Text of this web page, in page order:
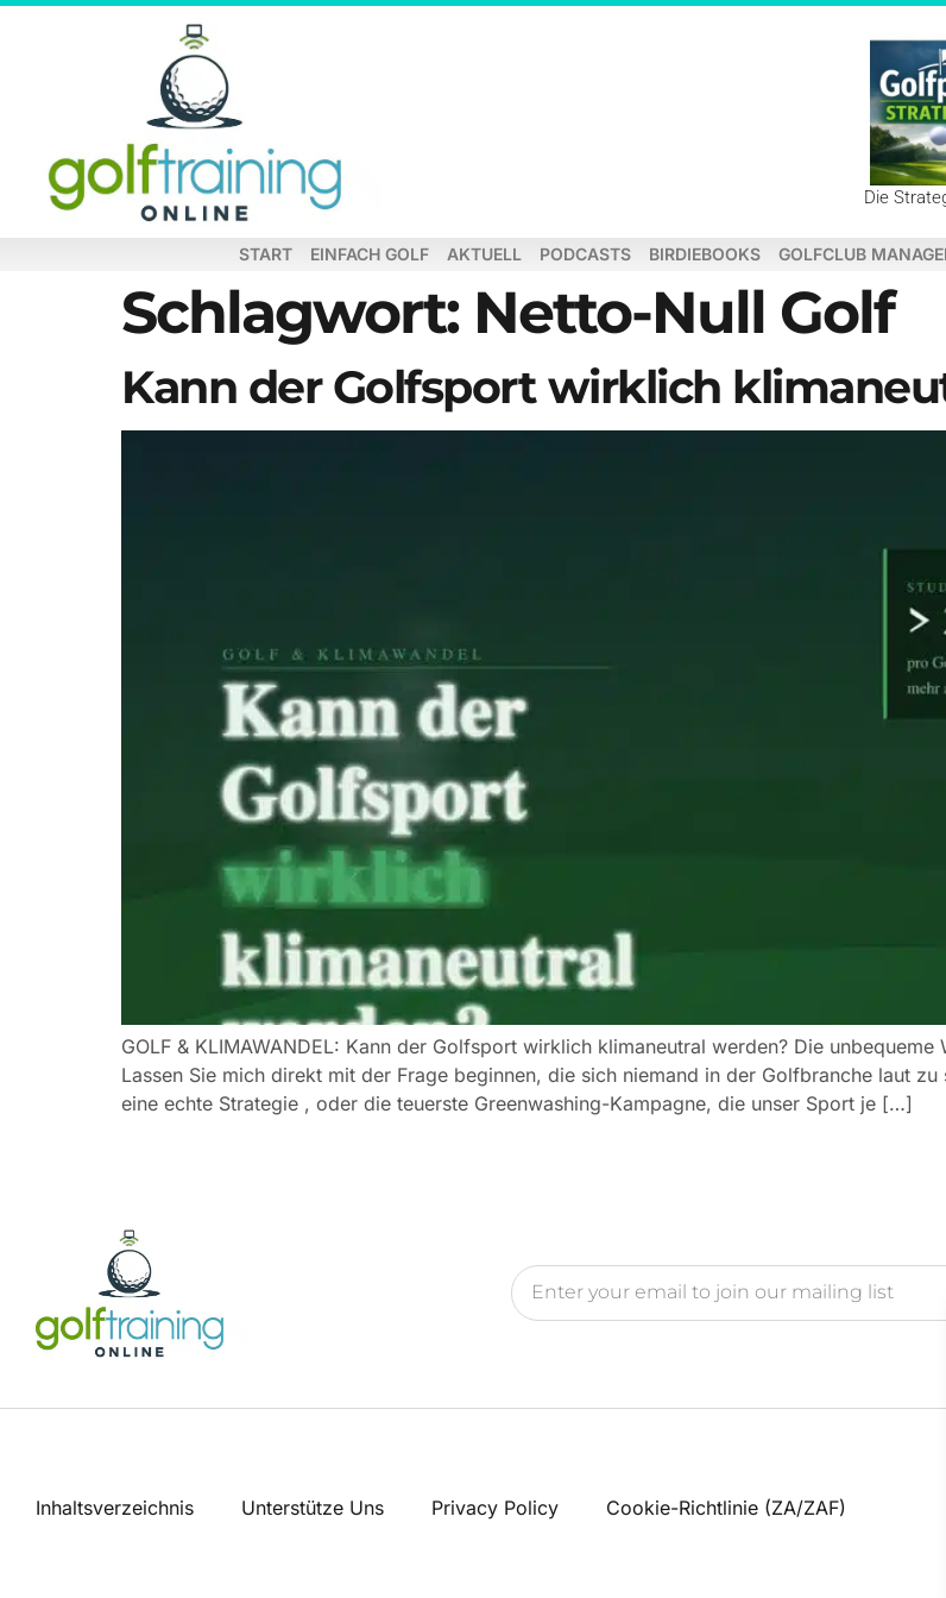
Die
START EINFACH GOLF AKTUELL PODCASTS BIRDIEBOOKS GOLFCLUB
Schlagwort: Netto-Null Golf
Kann der Golfsport wirklich
GOLF & KLIMAWANDEL: Kann der Golfsport wirklich klimaneutral werden? Die
Lassen Sie mich direkt mit der Frage beginnen, die sich niemand in der Golfbranche laut
eine echte Strategie , oder die teuerste Greenwashing-Kampagne, die unser Sport je […]
Inhaltsverzeichnis Unterstütze Uns Privacy Policy Cookie-Richtlinie (ZA/ZAF)